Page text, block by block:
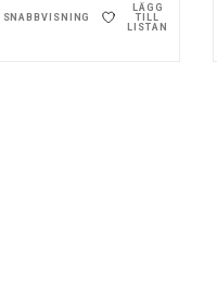
SNABBVISNING
LÄGG
TILL
LISTAN